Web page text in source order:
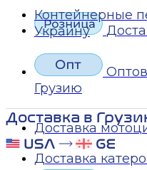
Контейнерные
Украину
Доставка в
Грузию
Доставка
Доставка